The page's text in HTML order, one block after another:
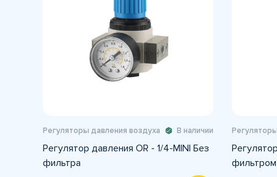
Регуляторы давления воздуха В наличии
Регулятор давления OR - 1/4-MINI Без
фильтра